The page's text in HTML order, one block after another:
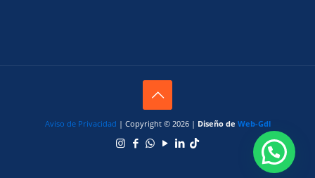
Aviso de Privacidad | Copyright © 2026 | Diseño de Web-Gdl